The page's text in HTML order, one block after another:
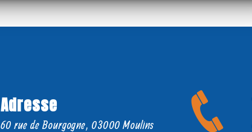
Adresse
60 rue de Bourgogne, 03000 Moulins